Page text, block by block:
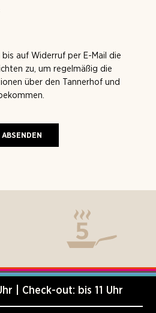
auf Widerruf per E-Mail die
zu, um regelmäßig die
über den Tannerhof und
| Check-out: bis 11 Uhr